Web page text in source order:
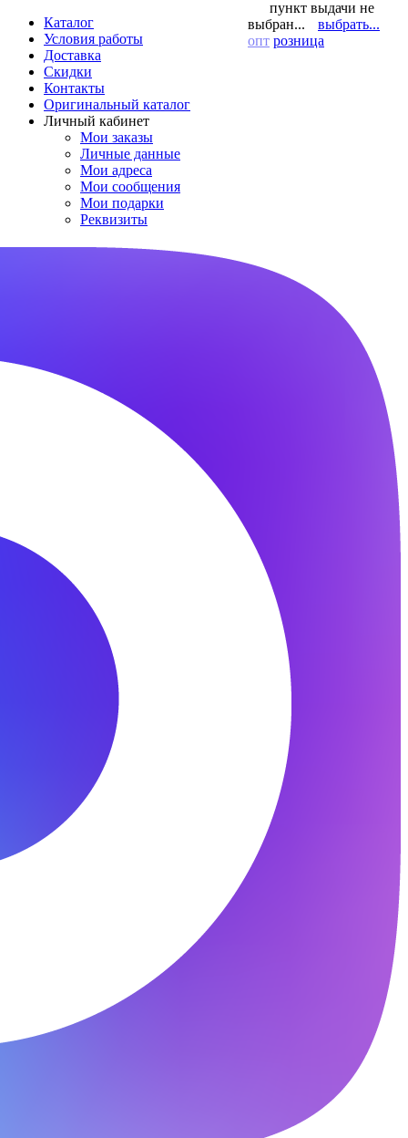
Каталог
Условия работы
Доставка
Скидки
Контакты
Оригинальный каталог
Личный кабинет
Мои заказы
Личные данные
Мои адреса
Мои сообщения
Мои подарки
Реквизиты
пункт выдачи не
выбран...
выбрать...
опт розница